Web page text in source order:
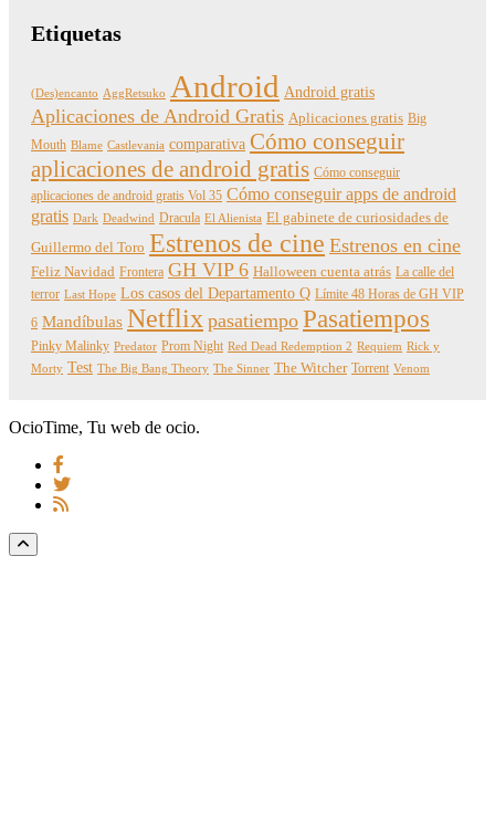
Etiquetas
(Des)encanto AggRetsuko Android Android gratis
Aplicaciones de Android Gratis Aplicaciones gratis Big
Mouth Blame Castlevania comparativa Cómo conseguir
aplicaciones de android gratis Cómo conseguir
aplicaciones de android gratis Vol 35 Cómo conseguir apps de android
gratis Dark Deadwind Dracula El Alienista El gabinete de curiosidades de
Guillermo del Toro Estrenos de cine Estrenos en cine
Feliz Navidad Frontera GH VIP 6 Halloween cuenta atrás La calle del
terror Last Hope Los casos del Departamento Q Límite 48 Horas de GH VIP
6 Mandíbulas Netflix pasatiempo Pasatiempos
Pinky Malinky Predator Prom Night Red Dead Redemption 2 Requiem Rick y
Morty Test The Big Bang Theory The Sinner The Witcher Torrent Venom
OcioTime, Tu web de ocio.